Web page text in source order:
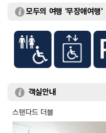
모두의 여행 '무장애여행'
객실안내
스탠다드 더블